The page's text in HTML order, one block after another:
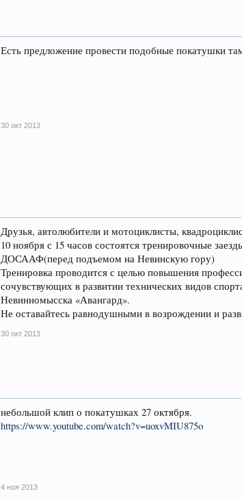
Есть предложение провести подобные покатушки
30 окт 2013
Друзья, автолюбители и мотоциклисты,
10 ноября с 15 часов состоятся тренировочные
ДОСААФ(перед подъемом на Невинскую гору)
Тренировка проводится с целью повышения
сочувствующих в развитии технических видов
Невинномысска «Авангард».
Не оставайтесь равнодушными в возрождении и
30 окт 2013
небольшой клип о покатушках 27 октября.
https://www.youtube.com/watch?v=uoxvMIU875o
4 ноя 2013